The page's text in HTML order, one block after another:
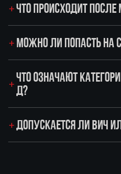
ЧТО ПРОИСХОДИТ
МОЖНО ЛИ ПОПАСТЬ НА
ЧТО ОЗНАЧАЮТ
Д?
ДОПУСКАЕТСЯ ЛИ ВИЧ